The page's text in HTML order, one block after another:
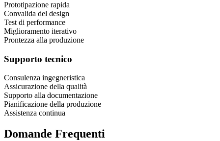
Prototipazione rapida
Convalida del design
Test di performance
Miglioramento iterativo
Prontezza alla produzione
Supporto tecnico
Consulenza ingegneristica
Assicurazione della qualità
Supporto alla documentazione
Pianificazione della produzione
Assistenza continua
Domande Frequenti